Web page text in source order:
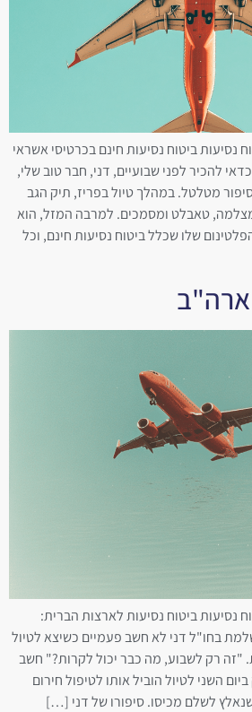
ביטוח נסיעות ביטוח נסיעות חינם בכרטיסי אשראי
להכיר לפני שבועיים, דני, חבר טוב שלי,
מטלטל. במהלך טיול בפריז, תיק הגב
טאבלט ומסמכים. למרבה המזל, הוא
שלו שכלל ביטוח נסיעות חינם, וכל
ארה"ב
ביטוח נסיעות ביטוח נסיעות לארצות הברית:
בחו"ל דני לא חשב פעמיים כשיצא לטיול
"זה רק לשבוע, מה כבר יכול לקרות?" חשב
השני לטיול הוביל אותו לטיפול חירום